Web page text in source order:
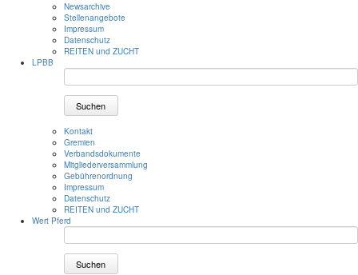
Newsarchive
Stellenangebote
Impressum
Datenschutz
REITEN und ZUCHT
LPBB
Suchen
Kontakt
Gremien
Verbandsdokumente
Mitgliederversammlung
Gebührenordnung
Impressum
Datenschutz
REITEN und ZUCHT
Wert Pferd
Suchen